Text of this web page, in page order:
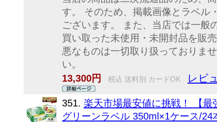
す。 そのため、掲載画像とラベル
ございます。 また、当店では一般
買い取った未使用・未開封品を販
悪なものは一切取り扱っておりま
い。
13,300円
税込 送料別 カードOK レビ
351. 楽天市場最安値に挑戦！ 【
グリーンラベル 350ml×1ケース/24